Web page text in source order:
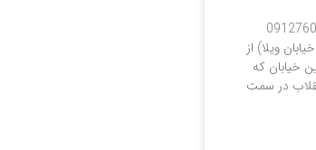
نجات اللهی 09127609500
ویلا) از
خیابان که
در سمت